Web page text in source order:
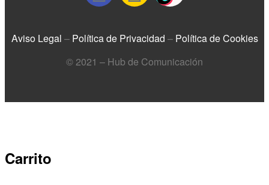
Aviso Legal – Política de Privacidad – Política de Cookies
© 2021 – Hub de Comunicación
Carrito